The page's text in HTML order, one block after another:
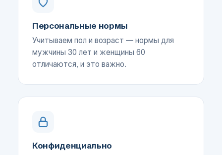
Персональные нормы
Учитываем пол и возраст — нормы для
мужчины 30 лет и женщины 60
отличаются, и это важно.
Конфиденциально